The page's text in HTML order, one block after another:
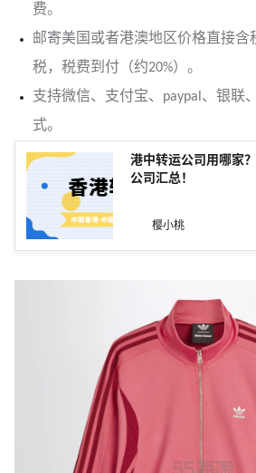
费。
邮寄美国或者港澳地区价格直接含
税，税费到付（约20%）。
支持微信、支付宝、paypal、银联
式。
港中转运公司用哪家
公司汇总！
樱小桃